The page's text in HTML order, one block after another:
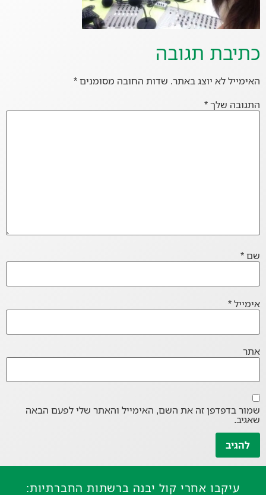
כתיבת תגובה
האימייל לא יוצג באתר. שדות החובה מסומנים*
התגובה שלך*
שם*
אימייל*
אתר
שמור בדפדפן זה את השם, האימייל והאתר שלי לפעם הבאה
שאגיב.
עיקבו אחרי קול יבנה ברשתות החברתיות: